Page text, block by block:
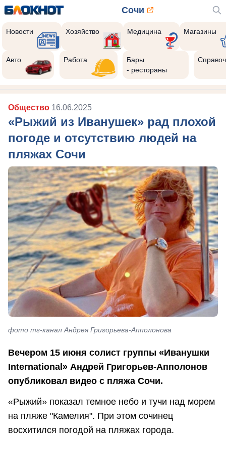
Сочи
Новости Хозяйство Медицина Магазины
Авто Работа
Бары
- рестораны
Общество 16.06.2025
«Рыжий из Иванушек» рад плохой
погоде и отсутствию людей на
пляжах Сочи
фото тг-канал Андрея Григорьева-Апполонова
Вечером 15 июня солист группы «Иванушки
International» Андрей Григорьев-Апполонов
опубликовал видео с пляжа Сочи.
«Рыжий» показал темное небо и тучи над морем
на пляже "Камелия". При этом сочинец
восхитился погодой на пляжах города.